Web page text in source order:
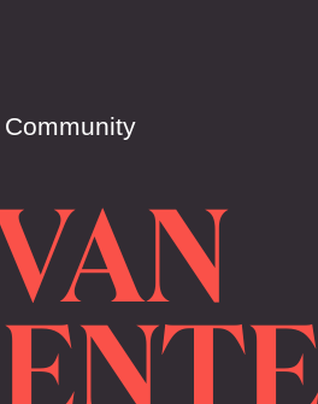
Community